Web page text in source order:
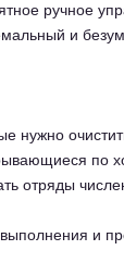
ручное
и
нужно
по
отряды
и